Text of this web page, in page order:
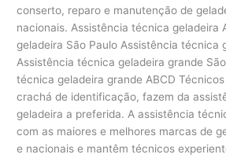
conserto, reparo e manutenção de
nacionais. Assistência técnica geladeira
geladeira São Paulo Assistência técnica
Assistência técnica geladeira grande
técnica geladeira grande ABCD
crachá de identificação, fazem da
geladeira a preferida. A assistência
com as maiores e melhores marcas de
e nacionais e mantêm técnicos